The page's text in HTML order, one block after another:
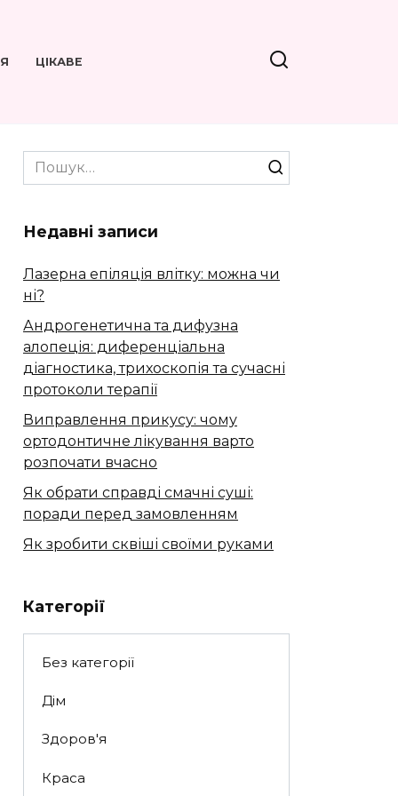
ЦІКАВЕ
Search
for:
Недавні записи
Лазерна епіляція влітку: можна чи
ні?
Андрогенетична та дифузна
алопеція: диференціальна
діагностика, трихоскопія та сучасні
протоколи терапії
Виправлення прикусу: чому
ортодонтичне лікування варто
розпочати вчасно
Як обрати справді смачні суші:
поради перед замовленням
Як зробити сквіші своїми руками
Категорії
Без категорії
Дім
Здоров'я
Краса